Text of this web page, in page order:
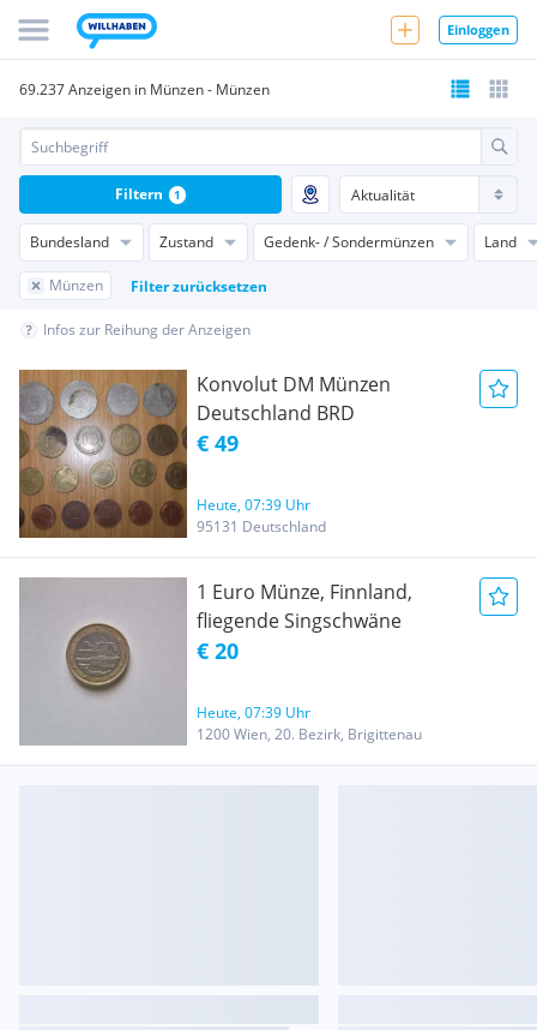
Einloggen
69.237 Anzeigen in Münzen - Münzen
Bundesland Zustand Gedenk- / Sondermünzen Land
Münzen Filter zurücksetzen
Filtern 1
Infos zur Reihung der Anzeigen
Konvolut DM Münzen
Deutschland BRD
€ 49
Heute, 07:39 Uhr
95131 Deutschland
1 Euro Münze, Finnland,
fliegende Singschwäne
€ 20
Heute, 07:39 Uhr
1200 Wien, 20. Bezirk, Brigittenau